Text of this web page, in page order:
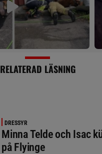
RELATERAD LÄSNING
DRESSYR
Minna Telde och Isac
på Flyinge